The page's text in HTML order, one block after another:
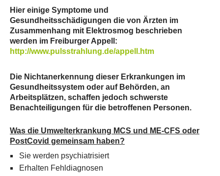
Hier einige Symptome und
Gesundheitsschädigungen die von Ärzten im
Zusammenhang mit Elektrosmog beschrieben
werden im Freiburger Appell:
http://www.pulsstrahlung.de/appell.htm
Die Nichtanerkennung dieser Erkrankungen im
Gesundheitssystem oder auf Behörden, an
Arbeitsplätzen, schaffen jedoch schwerste
Benachteiligungen für die betroffenen Personen.
Was die Umwelterkrankung MCS und ME-CFS oder
PostCovid gemeinsam haben?
Sie werden psychiatrisiert
Erhalten Fehldiagnosen